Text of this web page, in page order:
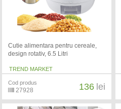
Cutie alimentara pentru cereale,
design rotativ, 6.5 Litri
TREND MARKET
Cod produs
27928 136 lei